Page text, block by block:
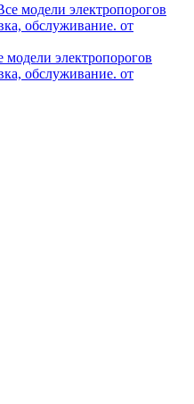
электропорогов
обслуживание. от